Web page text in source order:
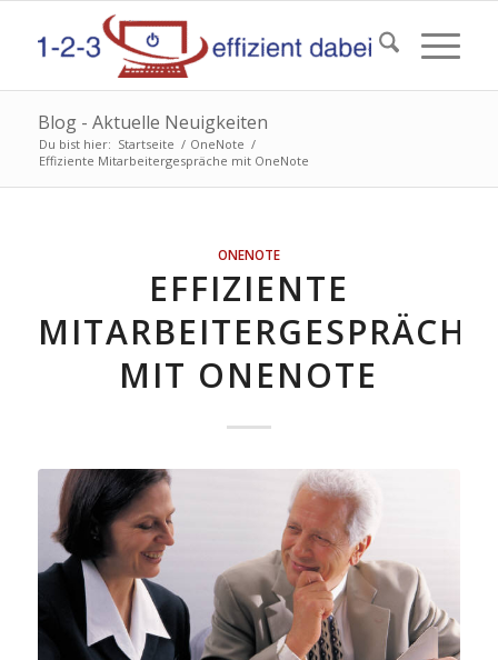
Blog - Aktuelle Neuigkeiten
Du bist hier: Startseite / OneNote /
Effiziente Mitarbeitergespräche mit OneNote
ONENOTE
EFFIZIENTE
MITARBEITERGESPRÄCHE
MIT ONENOTE